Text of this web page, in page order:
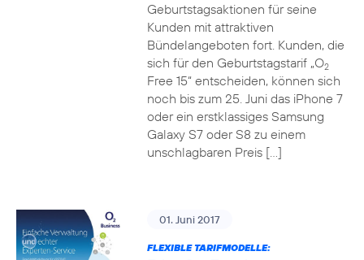
Geburtstagsaktionen für seine
Kunden mit attraktiven
Bündelangeboten fort. Kunden, die
sich für den Geburtstagstarif „O2
Free 15“ entscheiden, können sich
noch bis zum 25. Juni das iPhone 7
oder ein erstklassiges Samsung
Galaxy S7 oder S8 zu einem
unschlagbaren Preis […]
01. Juni 2017
FLEXIBLE TARIFMODELLE: